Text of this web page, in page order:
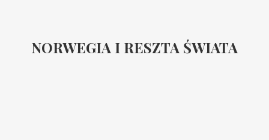
NORWEGIA I RESZTA ŚWIATA